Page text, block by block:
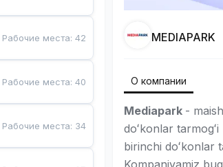
Рабочие места:42
Рабочие места:40
Рабочие места: 34
MEDIAPARK
О компании
Mediapark -
doʻkonlar
birinchi doʻkonlar
Kompaniyamiz